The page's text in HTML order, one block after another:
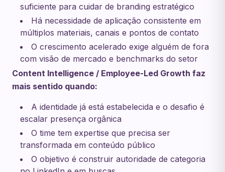
suficiente para cuidar de branding estratégico
Há necessidade de aplicação consistente em
múltiplos materiais, canais e pontos de contato
O crescimento acelerado exige alguém de fora
com visão de mercado e benchmarks do setor
Content Intelligence / Employee-Led Growth faz
mais sentido quando:
A identidade já está estabelecida e o desafio é
escalar presença orgânica
O time tem expertise que precisa ser
transformada em conteúdo público
O objetivo é construir autoridade de categoria